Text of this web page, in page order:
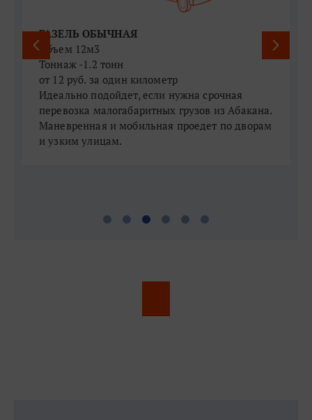
ГАЗЕЛЬ ОБЫЧНАЯ
Объем 12м3
Тоннаж -1.2 тонн
​​​​​​​от 12 руб. за один километр
​​​​​​​Идеально подойдет, если нужна срочная
перевозка малогабаритных грузов из Абакана.
Маневренная и мобильная проедет по дворам
и узким улицам.